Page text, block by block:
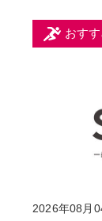
おす
2026年08月